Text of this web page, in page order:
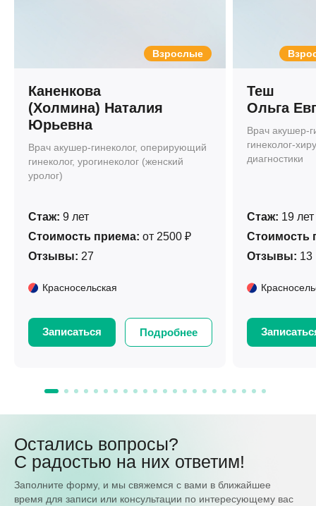
Взрослые
Каненкова
(Холмина) Наталия
Юрьевна
Врач акушер-гинеколог, оперирующий
гинеколог, урогинеколог (женский
уролог)
Стаж: 9 лет
Стоимость приема: от 2500 ₽
Отзывы: 27
Красносельская
Записаться Подробнее
Теш
Ольга
Врач акушер-
гинеколог-
диагностики
Стаж: 19 лет
Стоимость
Отзывы: 13
Остались вопросы?
С радостью на них ответим!
Заполните форму, и мы свяжемся с вами в ближайшее
время для записи или консультации по интересующему вас